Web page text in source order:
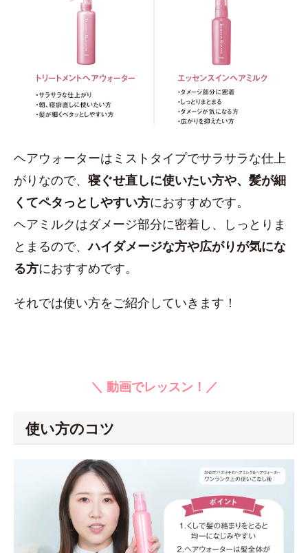
ヘアウォーターはミストタイプでサラサラな仕上
がりなので、寝ぐせ直しに使いたい方や、髪が細
くてペタっとしやすい方におすすめです。
ヘアミルクはダメージ部分に密着し、しっとりま
とまるので、ハイダメージな方や広がりが気にな
る方におすすめです。
それでは使い方をご紹介していきます！
＼ 動画でレッスン！／
使い方のコツ